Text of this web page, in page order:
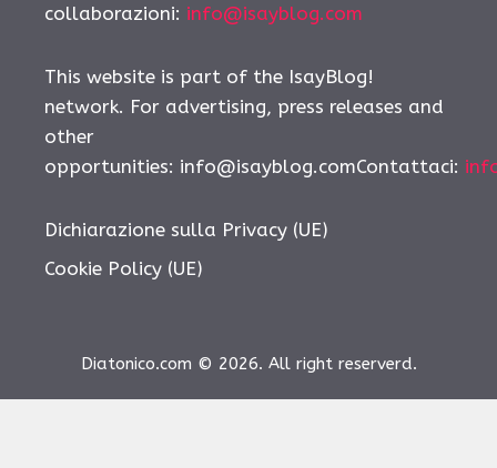
collaborazioni: info@isayblog.com
This website is part of the IsayBlog!
network. For advertising, press releases and
other
opportunities: info@isayblog.comContattaci:
Dichiarazione sulla Privacy (UE)
Cookie Policy (UE)
Diatonico.com © 2026. All right reserverd.